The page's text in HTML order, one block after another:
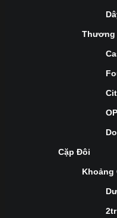
Thương
OP
Cặp Đôi
Khoảng